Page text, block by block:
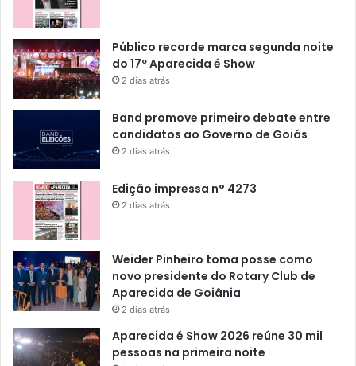
Público recorde marca segunda noite
do 17º Aparecida é Show
2 dias atrás
Band promove primeiro debate entre
candidatos ao Governo de Goiás
2 dias atrás
Edição impressa n° 4273
2 dias atrás
Weider Pinheiro toma posse como
novo presidente do Rotary Club de
Aparecida de Goiânia
2 dias atrás
Aparecida é Show 2026 reúne 30 mil
pessoas na primeira noite